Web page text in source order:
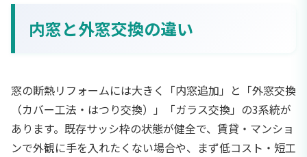
内窓と外窓交換の違い
窓の断熱リフォームには大きく「内窓追加」と「外窓交換
（カバー工法・はつり交換）」「ガラス交換」の3系統が
あります。既存サッシ枠の状態が健全で、賃貸・マンショ
ンで外観に手を入れたくない場合や、まず低コスト・短工